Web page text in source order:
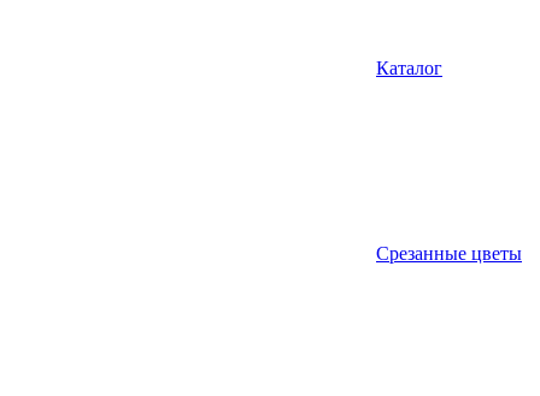
Каталог
Срезанные цветы